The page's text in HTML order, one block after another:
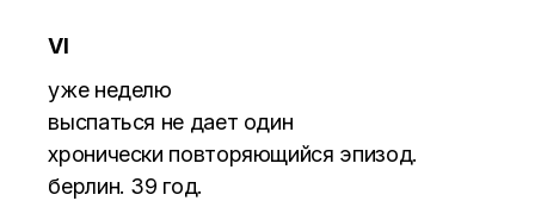
VI
уже неделю
выспаться не дает один
хронически повторяющийся эпизод.
берлин. 39 год.